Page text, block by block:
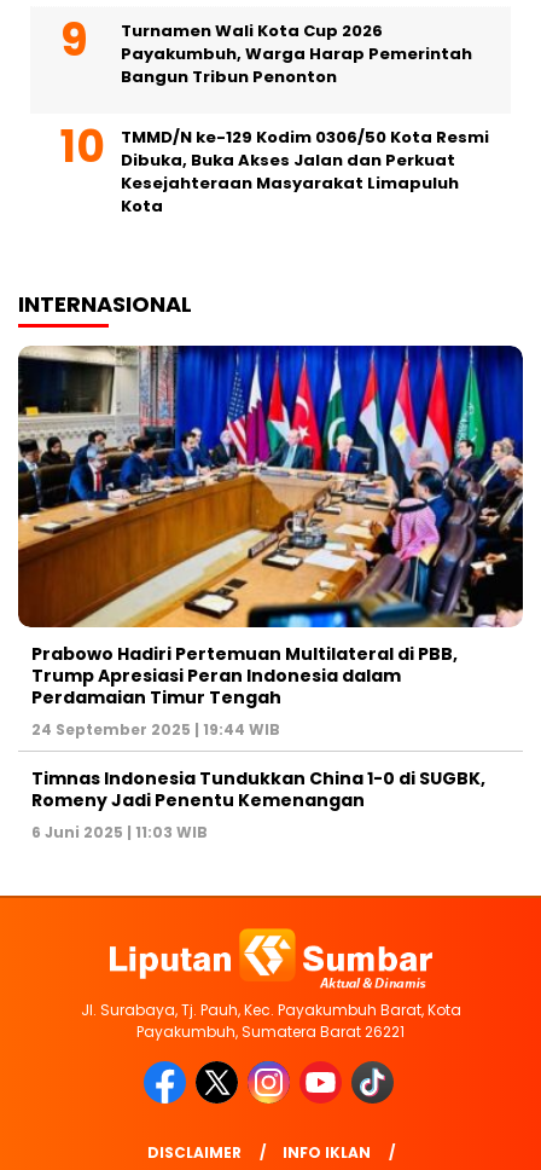
Turnamen Wali Kota Cup 2026
Payakumbuh, Warga Harap Pemerintah
Bangun Tribun Penonton
TMMD/N ke-129 Kodim 0306/50 Kota Resmi
Dibuka, Buka Akses Jalan dan Perkuat
Kesejahteraan Masyarakat Limapuluh
Kota
INTERNASIONAL
Prabowo Hadiri Pertemuan Multilateral di PBB,
Trump Apresiasi Peran Indonesia dalam
Perdamaian Timur Tengah
24 September 2025 | 19:44 WIB
Timnas Indonesia Tundukkan China 1-0 di SUGBK,
Romeny Jadi Penentu Kemenangan
6 Juni 2025 | 11:03 WIB
Jl. Surabaya, Tj. Pauh, Kec. Payakumbuh Barat, Kota
Payakumbuh, Sumatera Barat 26221
DISCLAIMER INFO IKLAN